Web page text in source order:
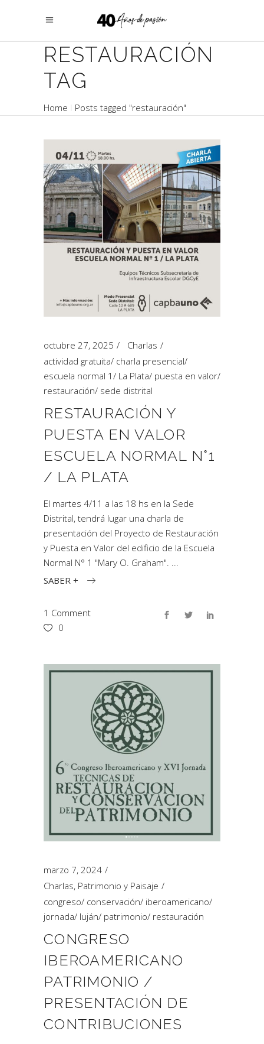
RESTAURACIÓN
TAG
Home Posts tagged "restauración"
octubre 27, 2025
Charlas
actividad gratuita/ charla presencial/
escuela normal 1 / La Plata/ puesta en valor/
restauración/ sede distrital
RESTAURACIÓN Y
PUESTA EN VALOR
ESCUELA NORMAL N°1
/ LA PLATA
El martes 4/11 a las 18 hs en la Sede
Distrital, tendrá lugar una charla de
presentación del Proyecto de Restauración
y Puesta en Valor del edificio de la Escuela
Normal N° 1 "Mary O. Graham".
SABER +
1 Comment
0
marzo 7, 2024
Charlas, Patrimonio y Paisaje
congreso/ conservación/ iberoamericano/
jornada/ luján/ patrimonio/ restauración
CONGRESO
IBEROAMERICANO
PATRIMONIO /
PRESENTACIÓN DE
CONTRIBUCIONES